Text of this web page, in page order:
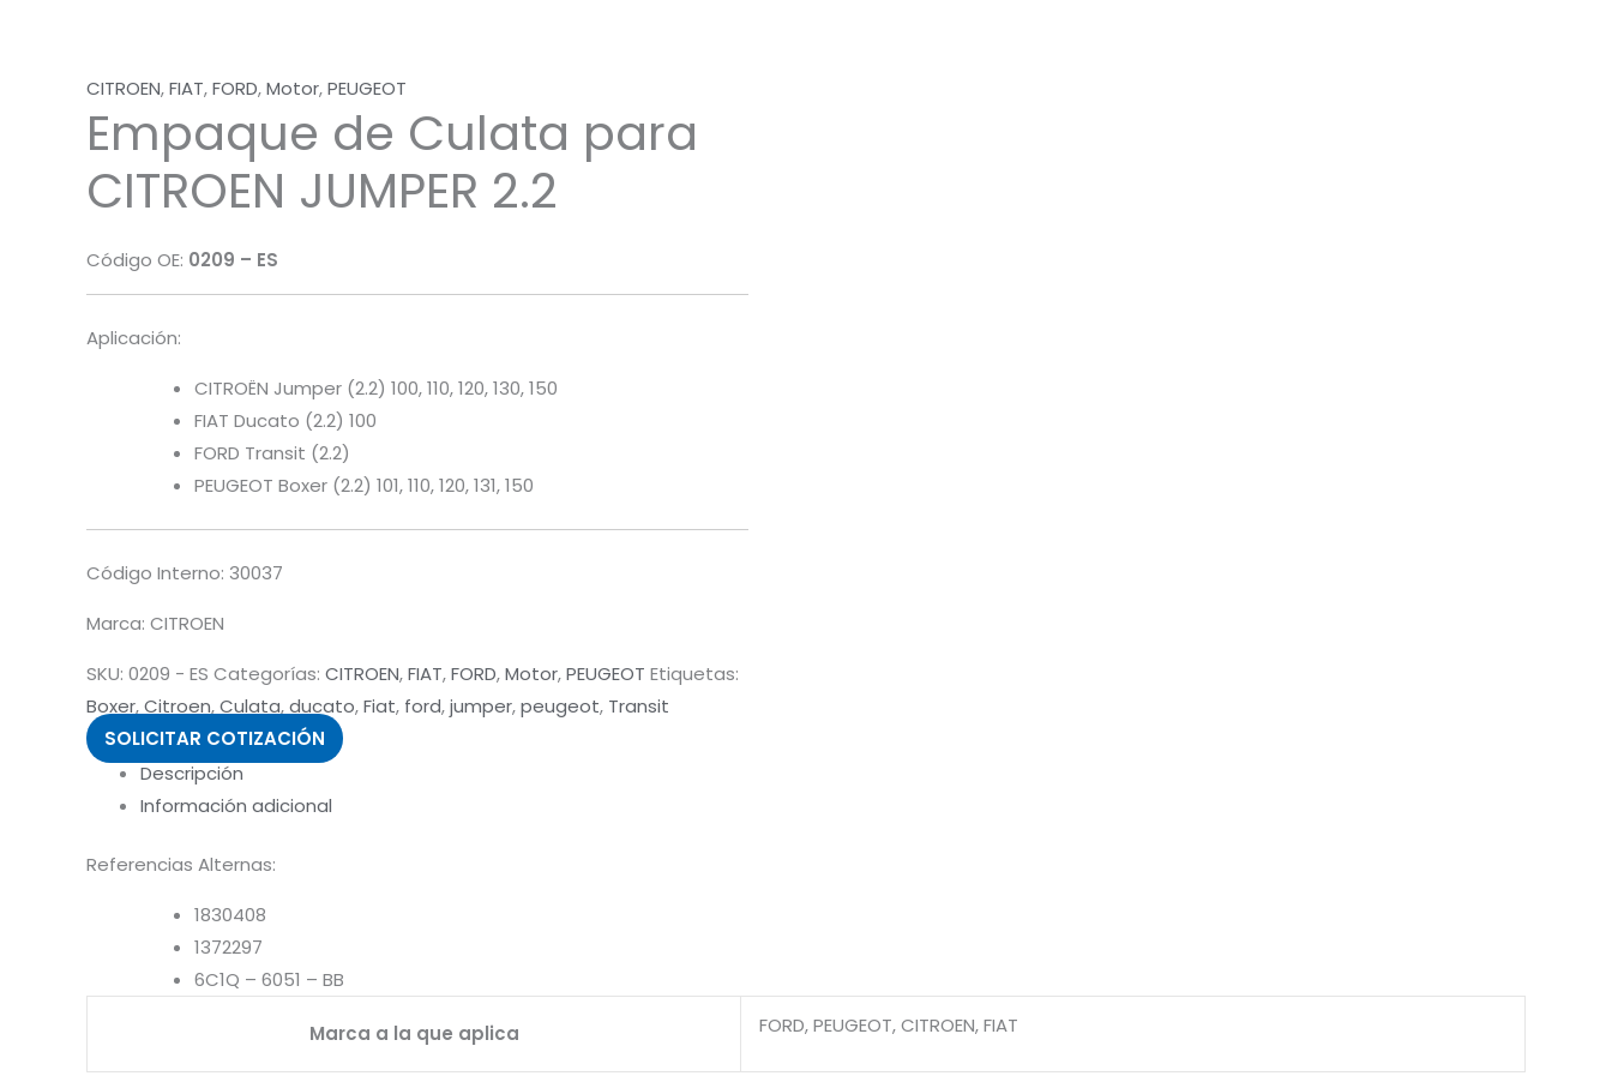
CITROEN,FIAT,FORD,Motor,PEUGEOT
Empaque de Culata para
CITROEN JUMPER 2.2
Código OE: 0209 – ES
Aplicación:
CITROËN Jumper (2.2) 100, 110, 120, 130, 150
FIAT Ducato (2.2) 100
FORD Transit (2.2)
PEUGEOT Boxer (2.2) 101, 110, 120, 131, 150
Código Interno: 30037
Marca: CITROEN
SKU: 0209 - ES Categorías: CITROEN,FIAT,FORD,Motor,PEUGEOT Etiquetas:
Boxer,Citroen,Culata,ducato,Fiat, ford,jumper,peugeot, Transit
SOLICITAR COTIZACIÓN
Descripción
Información adicional
Referencias Alternas:
1830408
1372297
6C1Q – 6051 – BB
Marca a la que aplica FORD, PEUGEOT, CITROEN, FIAT